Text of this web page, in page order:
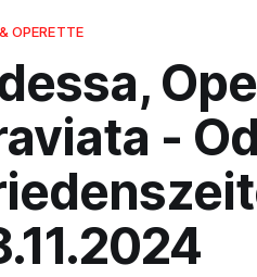
OPERETTE
-